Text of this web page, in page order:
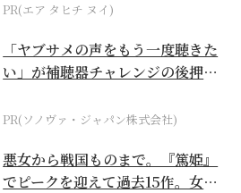
PR(エア タヒチ ヌイ)
「ヤブサメの声をもう一度聴きた
い」が補聴器チャレンジの後押し
PR(ソノヴァ・ジャパン株式会社)
悪女から戦国ものまで。『篤姫』
でピークを迎えて過去15作。女性